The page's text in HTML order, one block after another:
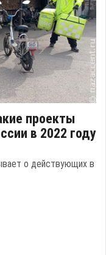
проекты
в 2022 году
о действующих в